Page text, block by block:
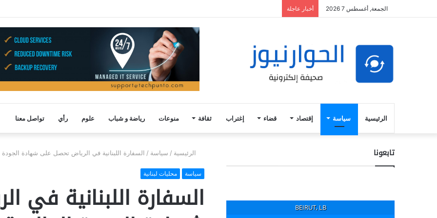
الجمعة, أغسطس 7 2026 أخبار عاجلة
الرئيسية سياسة إقتصاد قضاء إغتراب ثقافة منوعات رياضة و شباب علوم رأي تواصل معنا
الرئيسية / سياسة / السفارة اللبنانية في الرياض تحصل على شهادة الجودة العالمية
سياسة محليات لبنانية
السفارة اللبنانية في
تابعونا
BEIRUT, LB